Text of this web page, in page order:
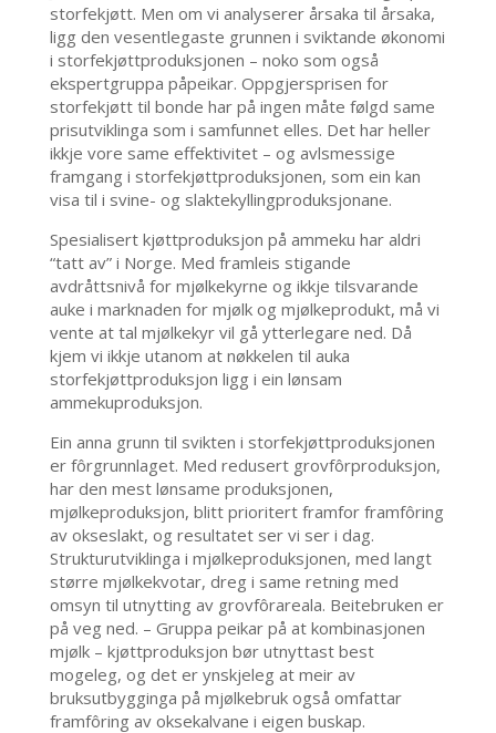
storfekjøtt. Men om vi analyserer årsaka til årsaka,
ligg den vesentlegaste grunnen i sviktande økonomi
i storfekjøttproduksjonen – noko som også
ekspertgruppa påpeikar. Oppgjersprisen for
storfekjøtt til bonde har på ingen måte følgd same
prisutviklinga som i samfunnet elles. Det har heller
ikkje vore same effektivitet – og avlsmessige
framgang i storfekjøttproduksjonen, som ein kan
visa til i svine- og slaktekyllingproduksjonane.
Spesialisert kjøttproduksjon på ammeku har aldri
“tatt av” i Norge. Med framleis stigande
avdråttsnivå for mjølkekyrne og ikkje tilsvarande
auke i marknaden for mjølk og mjølkeprodukt, må vi
vente at tal mjølkekyr vil gå ytterlegare ned. Då
kjem vi ikkje utanom at nøkkelen til auka
storfekjøttproduksjon ligg i ein lønsam
ammekuproduksjon.
Ein anna grunn til svikten i storfekjøttproduksjonen
er fôrgrunnlaget. Med redusert grovfôrproduksjon,
har den mest lønsame produksjonen,
mjølkeproduksjon, blitt prioritert framfor framfôring
av okseslakt, og resultatet ser vi ser i dag.
Strukturutviklinga i mjølkeproduksjonen, med langt
større mjølkekvotar, dreg i same retning med
omsyn til utnytting av grovfôrareala. Beitebruken er
på veg ned. – Gruppa peikar på at kombinasjonen
mjølk – kjøttproduksjon bør utnyttast best
mogeleg, og det er ynskjeleg at meir av
bruksutbygginga på mjølkebruk også omfattar
framfôring av oksekalvane i eigen buskap.